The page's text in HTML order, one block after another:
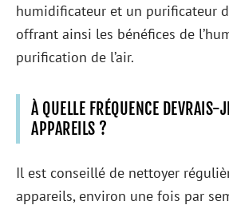
humidificateur et un purificateur
offrant ainsi les bénéfices de
purification de l’air.
À QUELLE FRÉQUENCE DEVRAIS-
APPAREILS ?
Il est conseillé de nettoyer
appareils, environ une fois par